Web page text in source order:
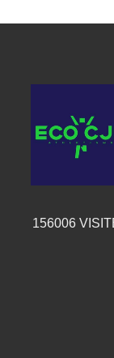
156006